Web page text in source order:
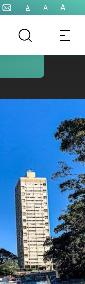
A A A
文件證明
申請中港澳居民入
(主管機關:內政部
生活資訊